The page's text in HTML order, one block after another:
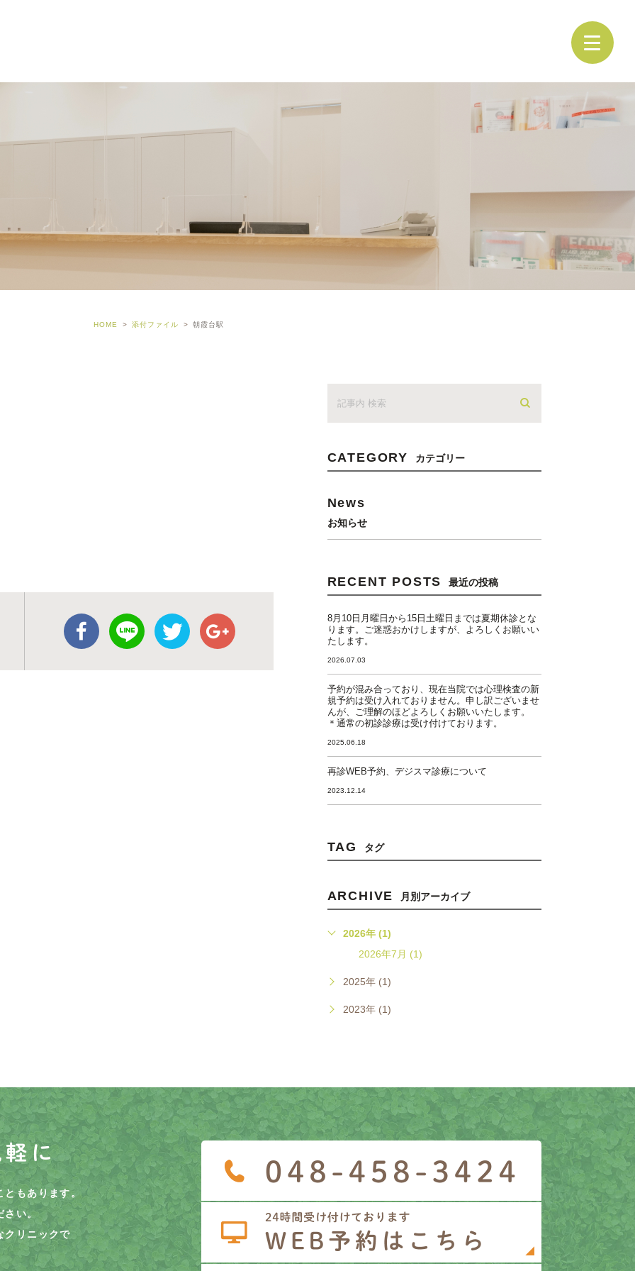
HOME 添付ファイル 朝霞台駅
CATEGORY カテゴリー
News
お知らせ
RECENT POSTS 最近の投稿
8月10日月曜日から15日土曜日までは夏期休診とな
ります。ご迷惑おかけしますが、よろしくお願いい
たします。
2026.07.03
予約が混み合っており、現在当院では心理検査の新
規予約は受け入れておりません。申し訳ございませ
んが、ご理解のほどよろしくお願いいたします。
＊通常の初診診療は受け付けております。
2025.06.18
再診WEB予約、デジスマ診療について
2023.12.14
TAG タグ
ARCHIVE 月別アーカイブ
2026年 (1)
2026年7月 (1)
2025年 (1)
2023年 (1)
軽に
もあります。
さい。
クリニックで